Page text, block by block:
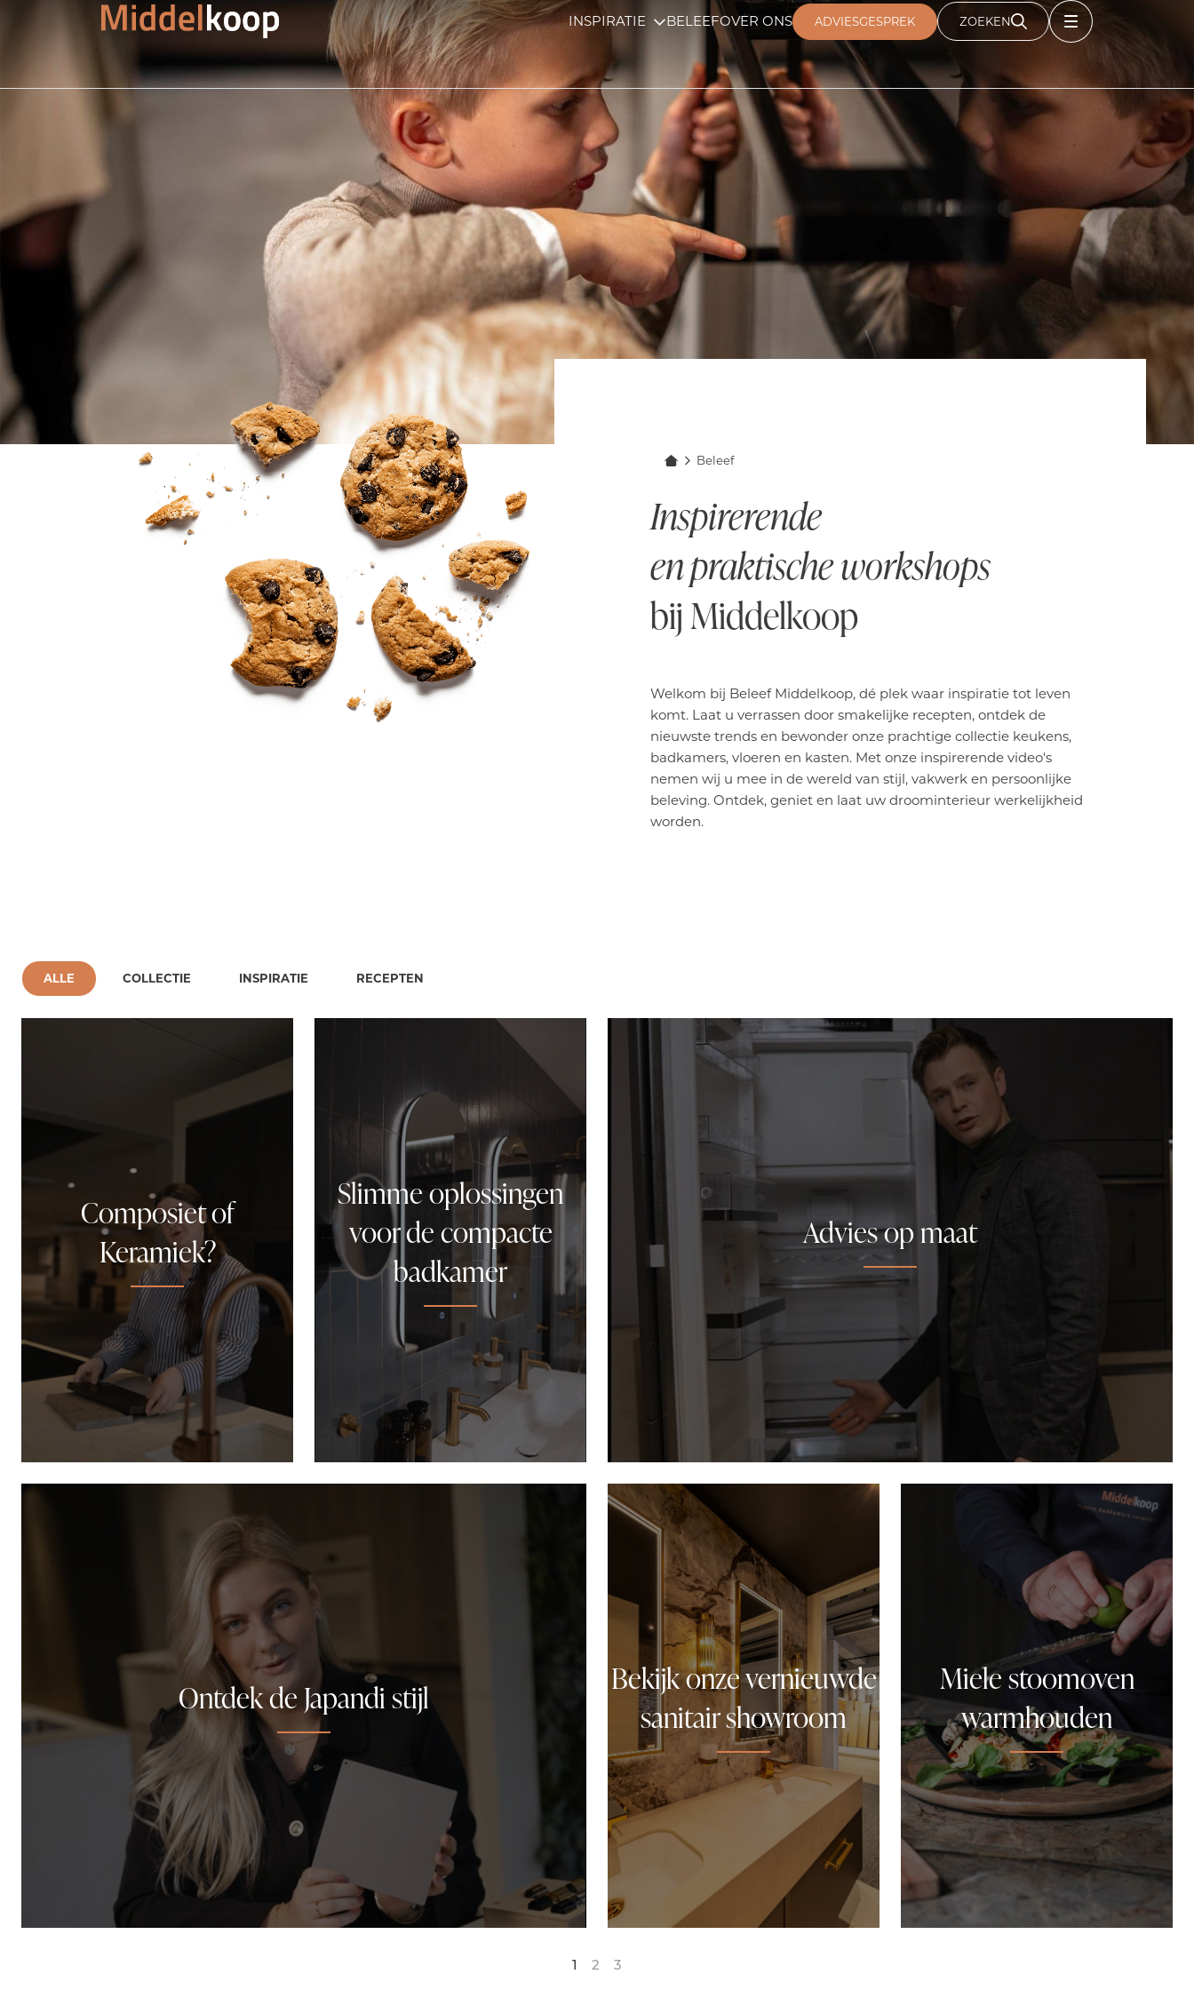
INSPIRATIE BELEEFOVER ONS ADVIESGESPREK ZOEKEN
Beleef
Inspirerende
en praktische workshops
bij Middelkoop
Welkom bij Beleef Middelkoop, dé plek waar inspiratie tot leven
komt. Laat u verrassen door smakelijke recepten, ontdek de
nieuwste trends en bewonder onze prachtige collectie keukens,
badkamers, vloeren en kasten. Met onze inspirerende video's
nemen wij u mee in de wereld van stijl, vakwerk en persoonlijke
beleving. Ontdek, geniet en laat uw droominterieur werkelijkheid
worden.
ALLE COLLECTIE INSPIRATIE RECEPTEN
Composiet of
Keramiek?
Slimme oplossingen
voor de compacte
badkamer
Advies op maat
Ontdek de Japandi stijl
Bekijk onze vernieuwde
sanitair showroom
Miele stoomoven
warmhouden
1 2 3